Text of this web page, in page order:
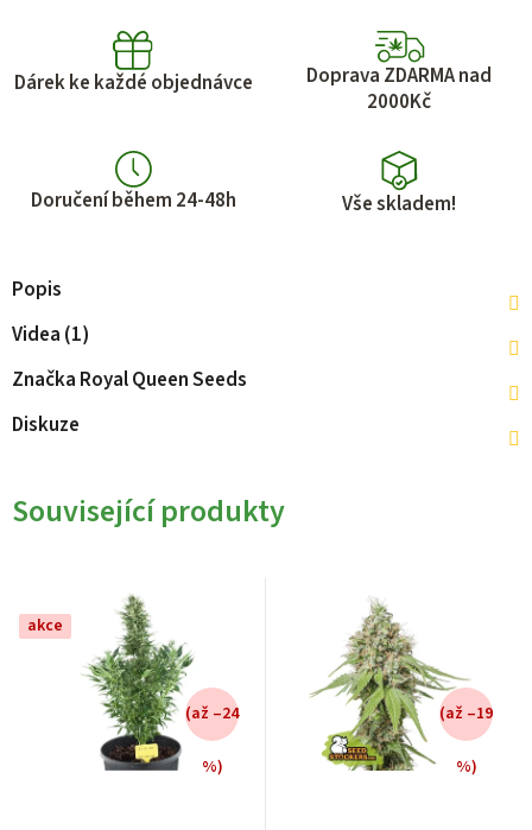
Dárek ke každé objednávce
Doprava ZDARMA nad
2000Kč
Doručení během 24-48h Vše skladem!
Popis
Videa (1)
Značka Royal Queen Seeds
Diskuze
Související produkty
akce
(až –24
%)
(až –19
%)